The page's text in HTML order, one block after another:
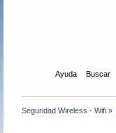
Ayuda Buscar
Seguridad Wireless - Wifi »